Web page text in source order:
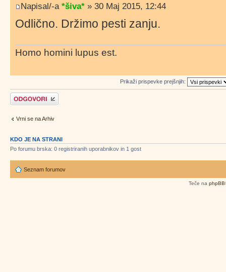
Napisal/-a *šiva* » 30 Maj 2015, 12:44
Odlično. Držimo pesti zanju.
Homo homini lupus est.
Prikaži prispevke prejšnjih:
Napiši odgovor
Vrni se na Arhiv
KDO JE NA STRANI
Po forumu brska: 0 registriranih uporabnikov in 1 gost
Seznam forumov
Teče na phpBB